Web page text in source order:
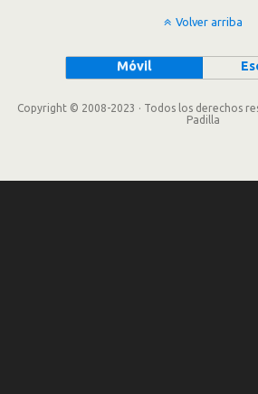
Volver arriba
Móvil
Copyright © 2008-2023 · Todos los derechos
Padilla